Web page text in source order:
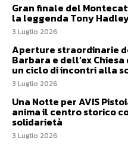
Gran finale del
la leggenda Tony
3 Luglio 2026
Aperture straordinarie
Barbara e dell’ex
un ciclo di incontri alla
3 Luglio 2026
Una Notte per AVIS
anima il centro storico
solidarietà
3 Luglio 2026